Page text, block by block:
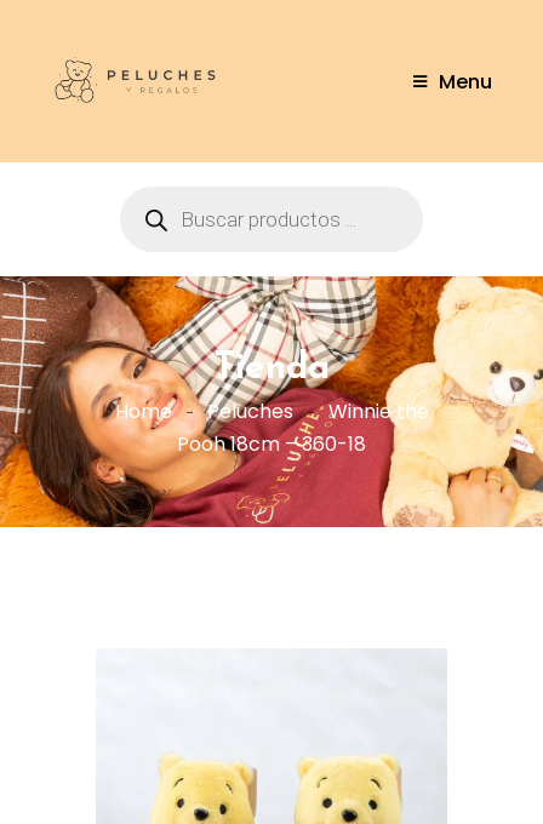
Menu
Tienda
Home Peluches
Winnie the
Pooh 18cm – 360-18